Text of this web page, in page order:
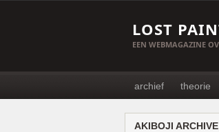
LOST
EEN WEBMAGAZINE
archief theorie
AKIBOJI ARCHIVE